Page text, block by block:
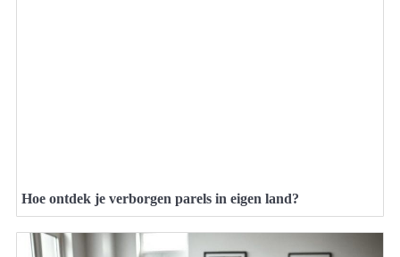
Hoe ontdek je verborgen parels in eigen land?